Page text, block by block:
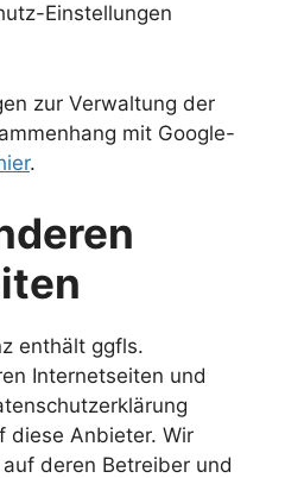
Einstellungen
zur Verwaltung der
mit Google-
.
enthält ggfls.
Internetseiten und
diese Anbieter. Wir
deren Betreiber und